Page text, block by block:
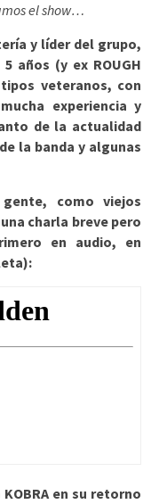
el show…
y líder del grupo,
años (y ex ROUGH
veteranos, con
experiencia y
de la actualidad
la banda y algunas
gente, como viejos
charla breve pero
en audio, en
en su retorno